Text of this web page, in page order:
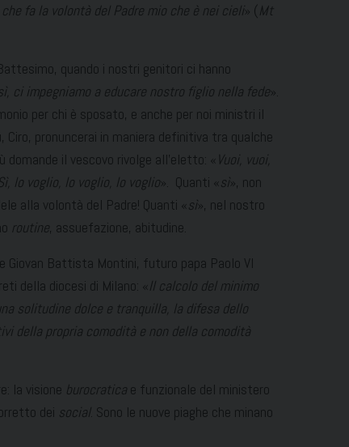
fa la volontà del Padre mio che è nei cieli» ( Mt
quando i nostri genitori ci hanno
sì, ci impegniamo a educare nostro figlio nella fede».
per chi è sposato, e anche per noi ministri il
pronuncerai in maniera definitiva tra qualche
il vescovo rivolge all’eletto: «
Vuoi, vuoi,
lo voglio, lo voglio, lo voglio». Quanti « sì», non
alla volontà del Padre! Quanti «
sì», nel nostro
routine, assuefazione, abitudine.
Giovan Battista Montini, futuro papa Paolo VI
della diocesi di Milano: « Il calcolo del minimo
solitudine dolce e tranquilla, la difesa dello
della propria comodità e non della comodità
la visione burocratica e funzionale del ministero
dei social. Sono le nuove piaghe che minano